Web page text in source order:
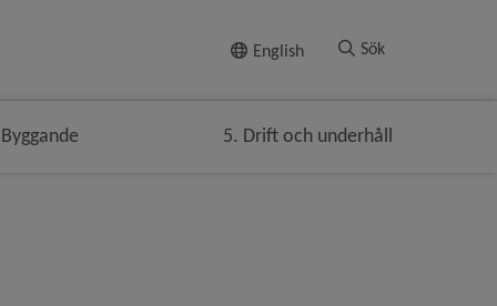
English Sök
5. Drift och underhåll